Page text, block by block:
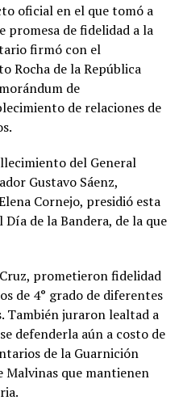
oficial en el que tomó a
promesa de fidelidad a la
firmó con el
Rocha de la República
de
de relaciones de
del General
Gustavo Sáenz,
Cornejo, presidió esta
de la Bandera, de la que
prometieron fidelidad
de 4° grado de diferentes
También juraron lealtad a
defenderla aún a costo de
de la Guarnición
Malvinas que mantienen